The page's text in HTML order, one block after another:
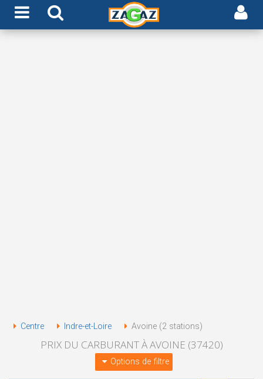
Centre Indre-et-Loire Avoine (2 stations)
PRIX DU CARBURANT À AVOINE (37420)
Options de filtre